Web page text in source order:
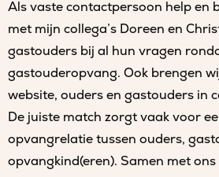
Als vaste contactpersoon help en
met mijn collega’s Doreen en
gastouders bij al hun vragen
gastouderopvang. Ook brengen
website, ouders en gastouders in
De juiste match zorgt vaak voor
opvangrelatie tussen ouders,
opvangkind(eren). Samen met